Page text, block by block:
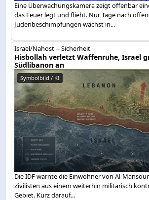
Eine Überwachungskamera zeigt offenbar
das Feuer legt und flieht. Nur Tage nach
Judenbeschimpfungen wächst in...
Israel/Nahost -- Sicherheit
Hisbollah verletzt Waffenruhe, Israel
Südlibanon an
Symbolbild / KI
Die IDF warnte die Einwohner von Al-
Zivilisten aus einem weiterhin militärisch
Gebiet. Kurz darauf...